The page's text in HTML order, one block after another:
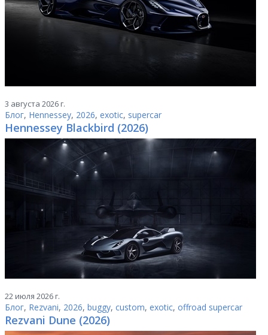
3 августа 2026 г.
Блог, Hennessey, 2026, exotic, supercar
Hennessey Blackbird (2026)
22 июля 2026 г.
Блог, Rezvani, 2026, buggy, custom, exotic, offroad supercar
Rezvani Dune (2026)